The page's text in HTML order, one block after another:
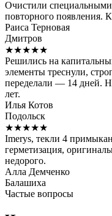
Очистили специальными
повторного появления.
Раиса Терновая
Дмитров
★★★★★
Решились на
элементы треснули,
переделали — 14 дней.
лет.
Илья Котов
Подольск
★★★★★
Imerys, текли 4
герметизация,
недорого.
Алла Демченко
Балашиха
Частые вопросы